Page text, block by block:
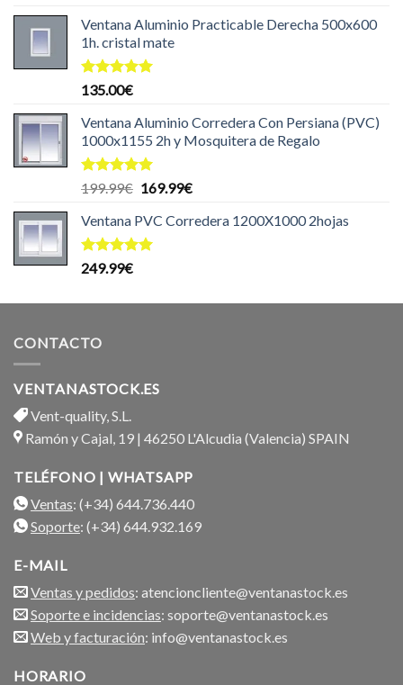
de 5
Ventana Aluminio Practicable Derecha 500x600
1h. cristal mate
Valorado
de 5
135.00€
Ventana Aluminio Corredera Con Persiana (PVC)
1000x1155 2h y Mosquitera de Regalo
Valorado
de 5
199.99€ El
original
era:
169.99€El
actual
Ventana PVC Corredera 1200X1000 2hojas
Valorado
249.99€
CONTACTO
VENTANASTOCK.ES
Vent-quality, S.L.
Ramón y Cajal, 19 | 46250 L'Alcudia (Valencia) SPAIN
TELÉFONO | WHATSAPP
Ventas: (+34) 644.736.440
Soporte: (+34) 644.932.169
E-MAIL
Ventas y pedidos: atencioncliente@ventanastock.es
Soporte e incidencias: soporte@ventanastock.es
Web y facturación: info@ventanastock.es
HORARIO